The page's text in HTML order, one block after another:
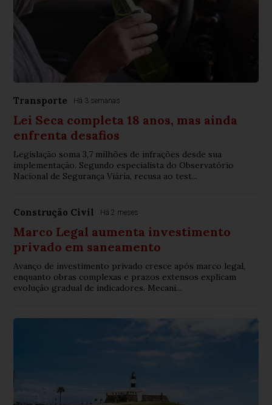
Transporte Há 3 semanas
Lei Seca completa 18 anos, mas ainda
enfrenta desafios
Legislação soma 3,7 milhões de infrações desde sua
implementação. Segundo especialista do Observatório
Nacional de Segurança Viária, recusa ao test...
Construção Civíl Há 2 meses
Marco Legal aumenta investimento
privado em saneamento
Avanço de investimento privado cresce após marco legal,
enquanto obras complexas e prazos extensos explicam
evolução gradual de indicadores. Mecani...